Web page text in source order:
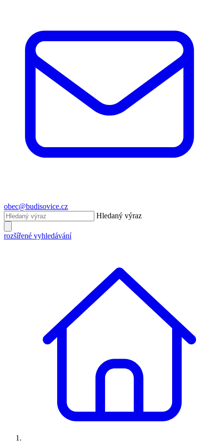
obec@budisovice.cz
Hledaný výraz
rozšířené vyhledávání